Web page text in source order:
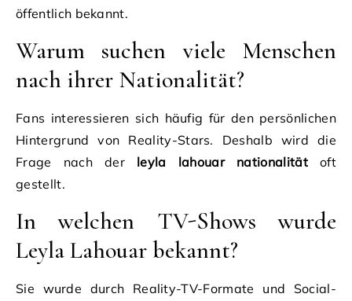
öffentlich bekannt.
Warum suchen viele Menschen
nach ihrer Nationalität?
Fans interessieren sich häufig für den persönlichen
Hintergrund von Reality-Stars. Deshalb wird die
Frage nach der leyla lahouar nationalitätoft
gestellt.
In welchen TV-Shows wurde
Leyla Lahouar bekannt?
Sie wurde durch Reality-TV-Formate und Social-